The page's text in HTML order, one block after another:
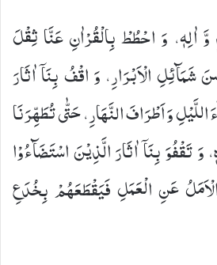
اٰلِهٖ، وَ احْطُطْ بِالْقُرْاٰنِ عَنَّا ثِقْلَ
شَمَآئِلِ الْاَبْرَارِ، وَ اقْفُ بِنَاۤ اٰثَارَ
اللَّیْلِ وَ اَطْرَافَ النَّهَارِ، حَتّٰى تُطَهِّرَنَا
تَقْفُوَ بِنَاۤ اٰثَارَ الَّذِیْنَ اسْتَضَآءُوْا
عَنِ الْعَمَلِ فَیَقْطَعَهُمْ بِخُدَعِ